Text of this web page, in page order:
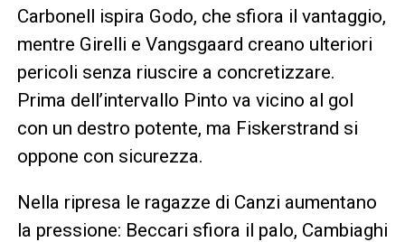
Carbonell ispira Godo, che sfiora il vantaggio,
mentre Girelli e Vangsgaard creano ulteriori
pericoli senza riuscire a concretizzare.
Prima dell’intervallo Pinto va vicino al gol
con un destro potente, ma Fiskerstrand si
oppone con sicurezza.
Nella ripresa le ragazze di Canzi aumentano
la pressione: Beccari sfiora il palo, Cambiaghi